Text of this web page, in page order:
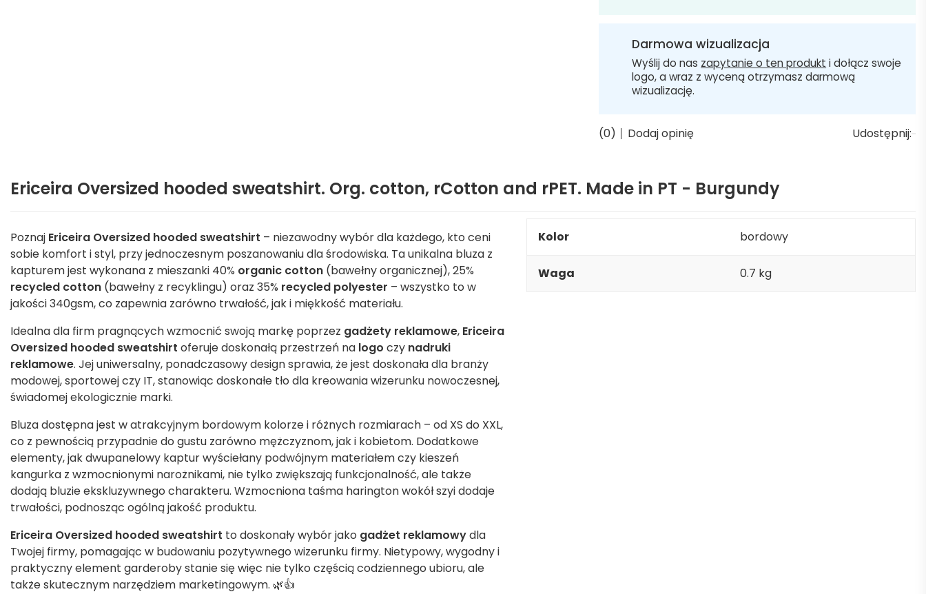
Darmowa wizualizacja
Wyślij do nas zapytanie o ten produkt i dołącz swoje
logo, a wraz z wyceną otrzymasz darmową
wizualizację.
(0) Dodaj opinię Udostępnij:
Ericeira Oversized hooded sweatshirt. Org. cotton, rCotton and rPET. Made in PT - Burgundy
Poznaj Ericeira Oversized hooded sweatshirt – niezawodny wybór dla każdego, kto ceni
sobie komfort i styl, przy jednoczesnym poszanowaniu dla środowiska. Ta unikalna bluza z
kapturem jest wykonana z mieszanki 40% organic cotton (bawełny organicznej), 25%
recycled cotton (bawełny z recyklingu) oraz 35% recycled polyester – wszystko to w
jakości 340gsm, co zapewnia zarówno trwałość, jak i miękkość materiału.
Idealna dla firm pragnących wzmocnić swoją markę poprzez gadżety reklamowe, Ericeira
Oversized hooded sweatshirt oferuje doskonałą przestrzeń na logo czy nadruki
reklamowe. Jej uniwersalny, ponadczasowy design sprawia, że jest doskonała dla branży
modowej, sportowej czy IT, stanowiąc doskonałe tło dla kreowania wizerunku nowoczesnej,
świadomej ekologicznie marki.
Bluza dostępna jest w atrakcyjnym bordowym kolorze i różnych rozmiarach – od XS do XXL,
co z pewnością przypadnie do gustu zarówno mężczyznom, jak i kobietom. Dodatkowe
elementy, jak dwupanelowy kaptur wyściełany podwójnym materiałem czy kieszeń
kangurka z wzmocnionymi narożnikami, nie tylko zwiększają funkcjonalność, ale także
dodają bluzie ekskluzywnego charakteru. Wzmocniona taśma harington wokół szyi dodaje
trwałości, podnosząc ogólną jakość produktu.
Ericeira Oversized hooded sweatshirt to doskonały wybór jako gadżet reklamowydla
Twojej firmy, pomagając w budowaniu pozytywnego wizerunku firmy. Nietypowy, wygodny i
praktyczny element garderoby stanie się więc nie tylko częścią codziennego ubioru, ale
także skutecznym narzędziem marketingowym. 🌿👍
Kolor bordowy
Waga 0.7 kg